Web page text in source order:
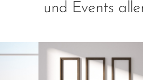
und Events